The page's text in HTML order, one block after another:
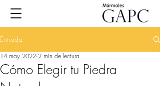
Entrada
Cómo Elegir tu Piedra
14 may 2022 2 min de lectura